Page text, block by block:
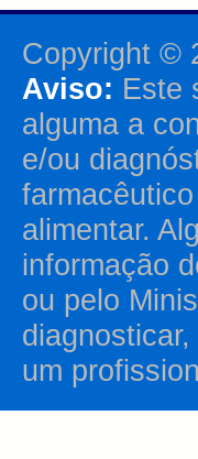
Copyright ©
Aviso: Este
alguma a
e/ou
alimentar.
informação
ou pelo
um